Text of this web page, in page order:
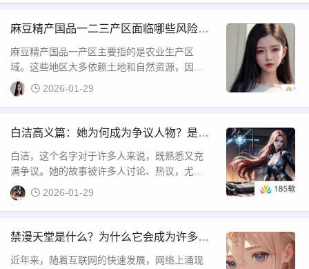
局限性，也反思了现代教育中对学生个性与创
让人感到耳目一新，因
麻豆精产国品一二三产区面临哪些风险？
如何有效应对这些挑战？
麻豆精产国品一产区主要指的是农业生产区
域。这些地区大多依赖土地和自然资源，因此
土地质量和自然环境的变化往往是最大的风险
源。土地贫瘠、气候变化、以及极端天气条件
产量的不稳定。尤其在气候变化加剧的背景
这对于农业生产者来说，意
2026-01-29
白洁高义篇：她为何成为争议人物？是因
为纯洁高义，还是复杂的情感纠葛？
白洁，这个名字对于许多人来说，既熟悉又充
满争议。她的故事被许多人讨论、热议，尤其
是她的高义行为和一些感情方面的选择，时常
引发舆论的激烈争议。她到底是一个单纯的为
2026-01-29
禁漫天堂是什么？为什么它会成为许多人
关注的焦点？
近年来，随着互联网的快速发展，网络上涌现